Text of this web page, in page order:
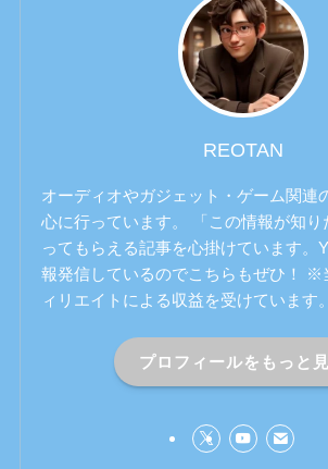
REOTAN
オーディオやガジェット・ゲーム関連
心に行っています。 「この情報が知り
ってもらえる記事を心掛けています。
報発信しているのでこちらもぜひ！ ※
ィリエイトによる収益を受けています。
プロフィールをもっと